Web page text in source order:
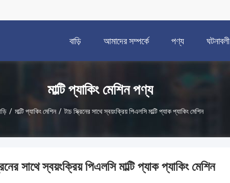
বাড়ি আমাদের সম্পর্কে পণ্য ঘটনাবলী
মাল্টি প্যাকিং মেশিন পণ্য
/ মাল্টি প্যাকিং মেশিন / টাচ স্ক্রিনের সাথে স্বয়ংক্রিয় পিএলসি মাল্টি প্যাক প্যাকিং মেশিন
সাথে স্বয়ংক্রিয় পিএলসি মাল্টি প্যাক প্যাকিং মেশিন